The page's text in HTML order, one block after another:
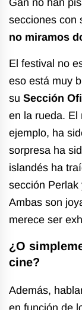
Gan no han
secciones con
no miramos
El festival no
eso está muy
su Sección
en la rueda. El
ejemplo, ha
sorpresa ha
islandés ha
sección Perlak
Ambas son
merece ser
¿O
cine?
Además,